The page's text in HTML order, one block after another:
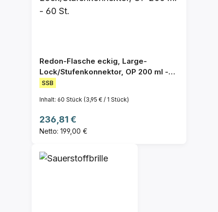
Redon-Flasche eckig, Large-
Lock/Stufenkonnektor, OP 200 ml -
60 St.
SSB
Inhalt: 60 Stück (3,95 € / 1 Stück)
Regulärer Preis:
236,81 €
Netto: 199,00 €